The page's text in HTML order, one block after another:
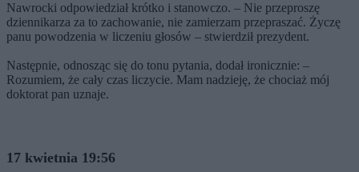
Nawrocki odpowiedział krótko i stanowczo. – Nie przeproszę
dziennikarza za to zachowanie, nie zamierzam przepraszać. Życzę
panu powodzenia w liczeniu głosów – stwierdził prezydent.
Następnie, odnosząc się do tonu pytania, dodał ironicznie: –
Rozumiem, że cały czas liczycie. Mam nadzieję, że chociaż mój
doktorat pan uznaje.
17 kwietnia 19:56